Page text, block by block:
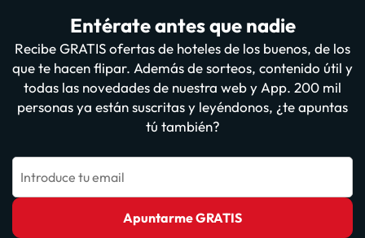
Entérate antes que nadie
Recibe GRATIS ofertas de hoteles de los buenos, de los
que te hacen flipar. Además de sorteos, contenido útil y
todas las novedades de nuestra web y App. 200 mil
personas ya están suscritas y leyéndonos, ¿te apuntas
tú también?
Introduce tu email
Apuntarme GRATIS